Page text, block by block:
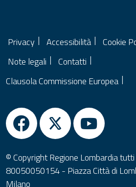
Privacy Accessibilità
Cookie
Note legali
Contatti
Clausola Commissione Europea
© Copyright Regione Lombardia
80050050154 - Piazza Città di
Milano